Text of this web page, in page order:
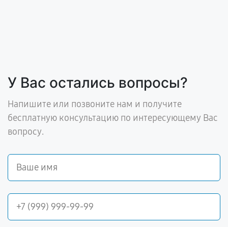
У Вас остались вопросы?
Напишите или позвоните нам и получите
бесплатную консультацию по интересующему Вас
вопросу.